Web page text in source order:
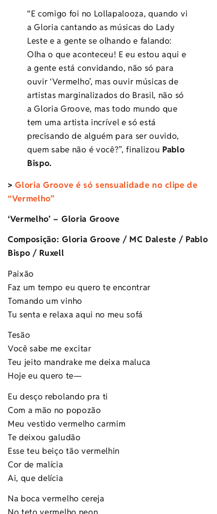
“E comigo foi no Lollapalooza, quando vi
a Gloria cantando as músicas do Lady
Leste e a gente se olhando e falando:
Olha o que aconteceu! E eu estou aqui e
a gente está convidando, não só para
ouvir ‘Vermelho’, mas ouvir músicas de
artistas marginalizados do Brasil, não só
a Gloria Groove, mas todo mundo que
tem uma artista incrível e só está
precisando de alguém para ser ouvido,
quem sabe não é você?”, finalizou Pablo
Bispo.
>Gloria Groove é só sensualidade no clipe de
“Vermelho”
‘Vermelho’ – Gloria Groove
Composição: Gloria Groove / MC Daleste / Pablo
Bispo / Ruxell
Paixão
Faz um tempo eu quero te encontrar
Tomando um vinho
Tu senta e relaxa aqui no meu sofá
Tesão
Você sabe me excitar
Teu jeito mandrake me deixa maluca
Hoje eu quero te—
Eu desço rebolando pra ti
Com a mão no popozão
Meu vestido vermelho carmim
Te deixou galudão
Esse teu beiço tão vermelhin
Cor de malícia
Ai, que delícia
Na boca vermelho cereja